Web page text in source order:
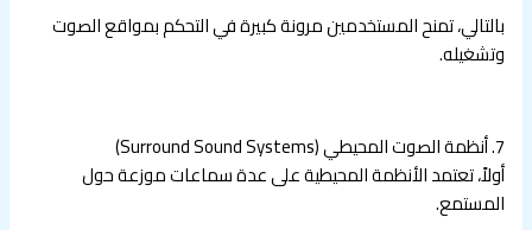
بالتالي، تمنح المستخدمين مرونة كبيرة في التحكم بمواقع الصوت
وتشغيله.
7. أنظمة الصوت المحيطي (Surround Sound Systems)
أولاً، تعتمد الأنظمة المحيطية على عدة سماعات موزعة حول
المستمع.